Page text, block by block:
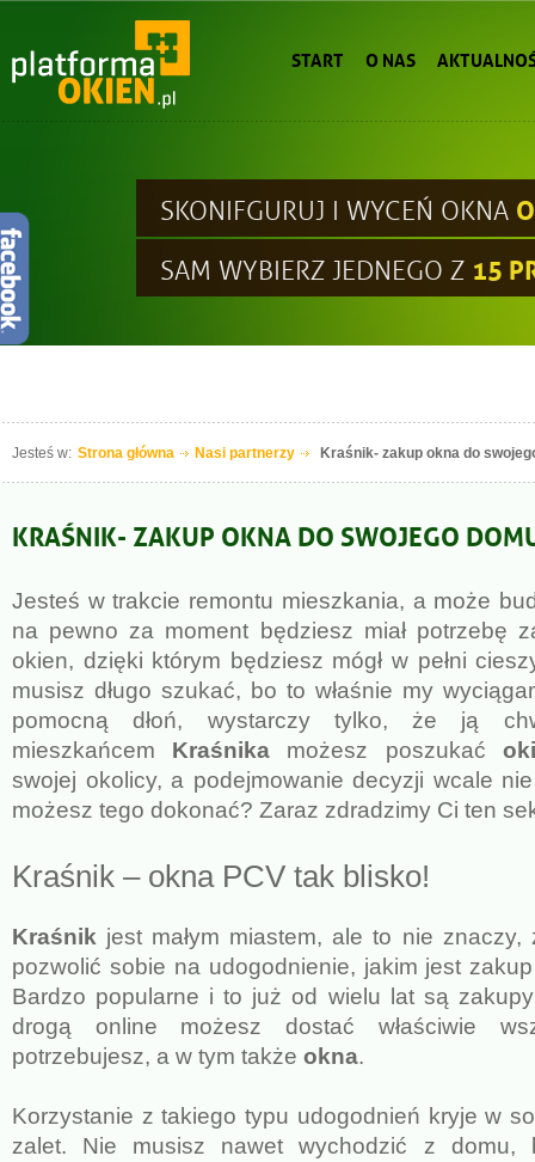
START O NAS
SKONIFGURUJ I WYCEŃ OKNA
SAM WYBIERZ JEDNEGO Z 15
Jesteś w: Strona główna Nasi partnerzy Kraśnik- zakup okna do
KRAŚNIK- ZAKUP OKNA DO SWOJEGO
Jesteś w trakcie remontu mieszkania, a może
na pewno za moment będziesz miał potrzebę
okien, dzięki którym będziesz mógł w pełni
musisz długo szukać, bo to właśnie my
pomocną dłoń, wystarczy tylko, że ją
mieszkańcem Kraśnika możesz poszukać
swojej okolicy, a podejmowanie decyzji wcale
możesz tego dokonać? Zaraz zdradzimy Ci ten
Kraśnik – okna PCV tak blisko!
Kraśnik jest małym miastem, ale to nie znaczy,
pozwolić sobie na udogodnienie, jakim jest
Bardzo popularne i to już od wielu lat są
drogą online możesz dostać właściwie
potrzebujesz, a w tym także okna.
Korzystanie z takiego typu udogodnień kryje w
zalet. Nie musisz nawet wychodzić z domu,